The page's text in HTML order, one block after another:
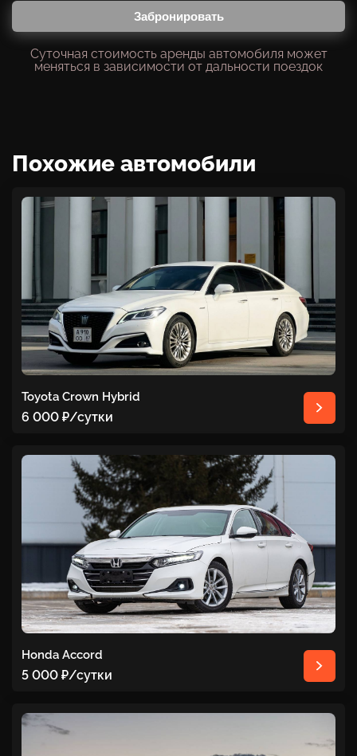
Забронировать
Суточная стоимость аренды автомобиля может
меняться в зависимости от дальности поездок
Похожие автомобили
Toyota Crown Hybrid
6 000 ₽/сутки
Honda Accord
5 000 ₽/сутки